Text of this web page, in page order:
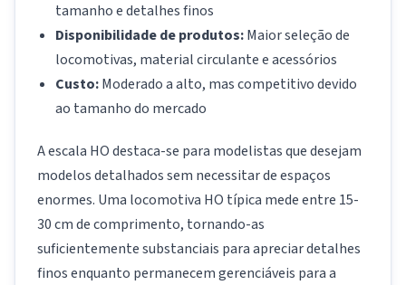
tamanho e detalhes finos
Disponibilidade de produtos:Maior seleção de
locomotivas, material circulante e acessórios
Custo:Moderado a alto, mas competitivo devido
ao tamanho do mercado
A escala HO destaca-se para modelistas que desejam
modelos detalhados sem necessitar de espaços
enormes. Uma locomotiva HO típica mede entre 15-
30 cm de comprimento, tornando-as
suficientemente substanciais para apreciar detalhes
finos enquanto permanecem gerenciáveis para a